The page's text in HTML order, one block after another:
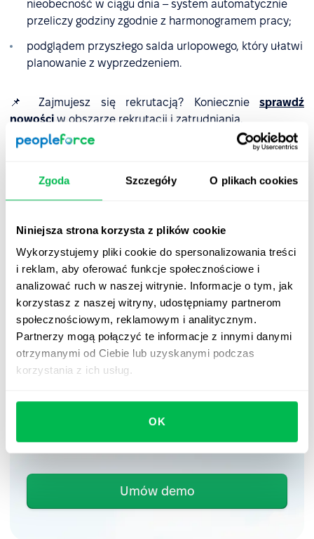
Zgoda Szczegóły O plikach cookies
Niniejsza strona korzysta z plików cookie
Wykorzystujemy pliki cookie do spersonalizowania treści
i reklam, aby oferować funkcje społecznościowe i
analizować ruch w naszej witrynie. Informacje o tym, jak
korzystasz z naszej witryny, udostępniamy partnerom
społecznościowym, reklamowym i analitycznym.
Partnerzy mogą połączyć te informacje z innymi danymi
otrzymanymi od Ciebie lub uzyskanymi podczas
korzystania z ich usług.
OK
nieobecność w ciągu dnia – system automatycznie
przeliczy godziny zgodnie z harmonogramem pracy;
podglądem przyszłego salda urlopowego, który ułatwi
planowanie z wyprzedzeniem.
📌 Zajmujesz się rekrutacją? Koniecznie sprawdź
nowości w obszarze rekrutacji i zatrudniania.
📌 Wszystkie informacje o aktualizacjach znajdziesz
naszymCentrum Pomocy.
Skontaktuj się bezpośrednio ze swoim Customer Success
PSI nie zapomnij zaglądać tu regularnie, żeby być na
bieżąco!
Spotkaj się z nami na
Zobacz, jak PeopleForce może pomóc Twojej
firmie.
Umów demo